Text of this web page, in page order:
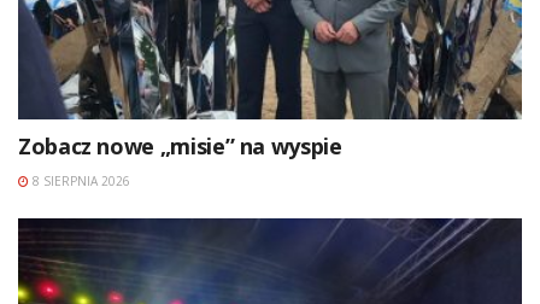
Zobacz nowe „misie” na wyspie
8 SIERPNIA 2026